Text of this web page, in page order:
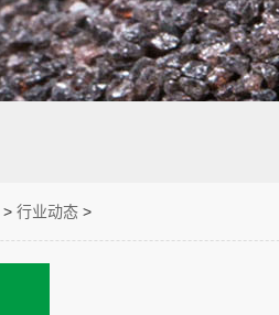
> 行业动态 >